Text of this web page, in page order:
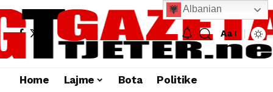
Aa
Home Lajme Bota
Politike
Albanian